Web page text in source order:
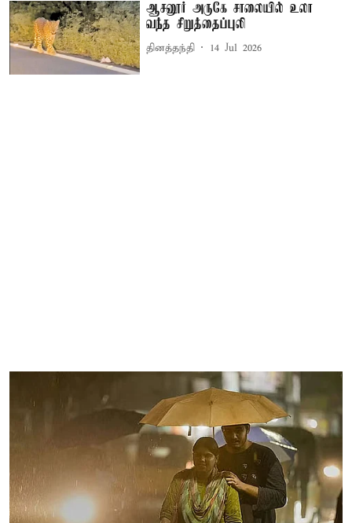
ஆசனூர் அருகே சாலையில் உலா
வந்த சிறுத்தைப்புலி
தினத்தந்தி 14 Jul 2026